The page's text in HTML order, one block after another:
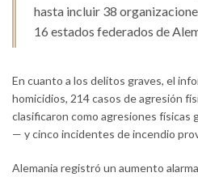
hasta incluir 38
16 estados federados de
En cuanto a los delitos graves, el
homicidios, 214 casos de agresión
clasificaron como agresiones físicas
— y cinco incidentes de incendio
Alemania registró un aumento